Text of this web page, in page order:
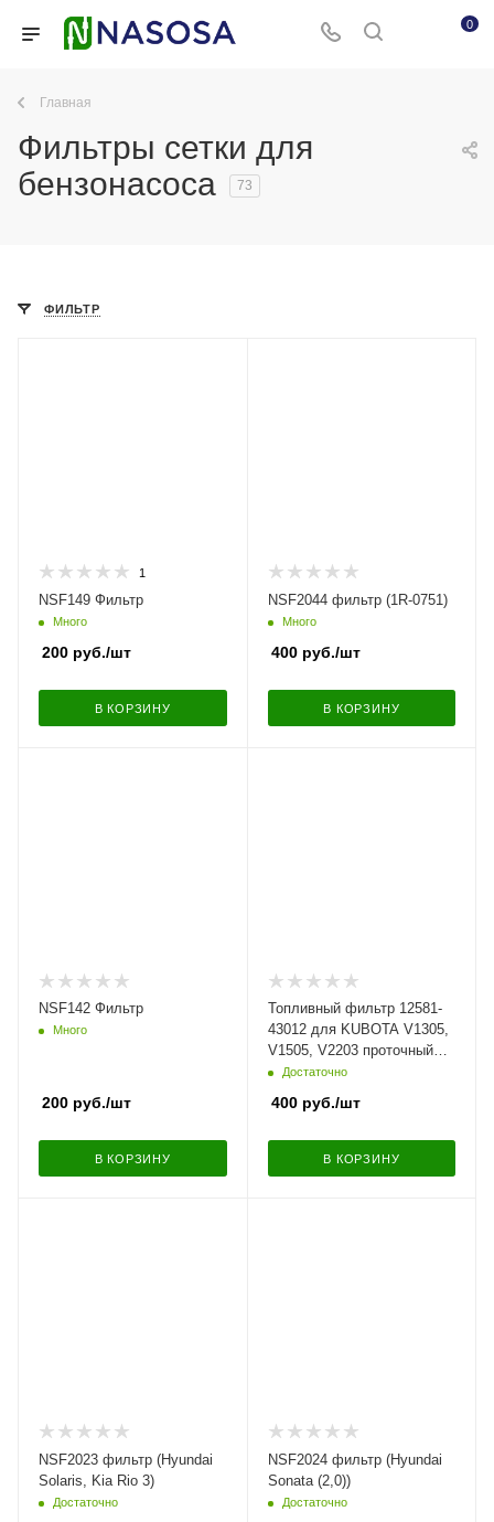
0
Главная
Фильтры сетки для
бензонасоса
73
ФИЛЬТР
1
NSF149 Фильтр
Много
200 руб./шт
В КОРЗИНУ
NSF2044 фильтр (1R-0751)
Много
400руб./шт
В КОРЗИНУ
NSF142 Фильтр
Много
200 руб./шт
В КОРЗИНУ
Топливный фильтр 12581-
43012 для KUBOTA V1305,
V1505, V2203 проточный
магистральный
Достаточно
400руб./шт
В КОРЗИНУ
NSF2023 фильтр (Hyundai
Solaris, Kia Rio 3)
Достаточно
NSF2024 фильтр (Hyundai
Sonata (2,0))
Достаточно